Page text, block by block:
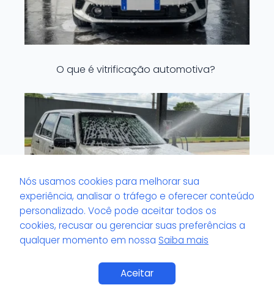
O que é vitrificação automotiva?
O que é volante com brilho artificial?
Nós usamos cookies para melhorar sua
experiência, analisar o tráfego e oferecer conteúdo
personalizado. Você pode aceitar todos os
cookies, recusar ou gerenciar suas preferências a
qualquer momento em nossa Saiba mais
Aceitar